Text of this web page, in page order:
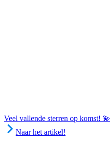
Veel vallende sterren op komst! 💫
Naar het artikel!